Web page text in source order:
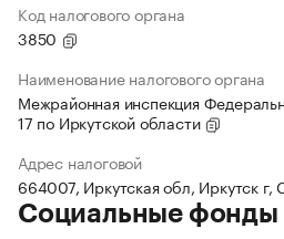
Код налогового органа
3850
Наименование налогового органа
Межрайонная инспекция
17 по Иркутской области
Адрес налоговой
664007, Иркутская обл, Иркутск г,
Социальные фонды